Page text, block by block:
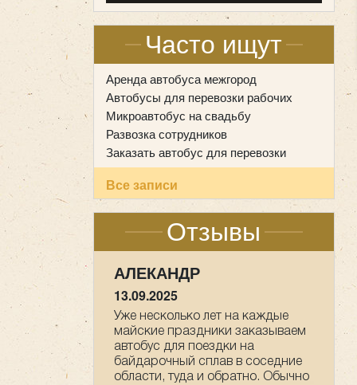
Часто ищут
Аренда автобуса межгород
Автобусы для перевозки рабочих
Микроавтобус на свадьбу
Развозка сотрудников
Заказать автобус для перевозки
Все записи
Отзывы
НАСТАСИЯ
09.05.2025
Мы прихожане от Храма всех
Святых в земле Российской
просиявших, ездили в
паломническую поездку 1-2 мая
в Дивеево . Хотим выразить